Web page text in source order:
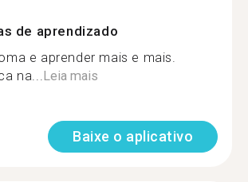
de aprendizado
e aprender mais e mais.
na...Leia mais
Baixe o aplicativo